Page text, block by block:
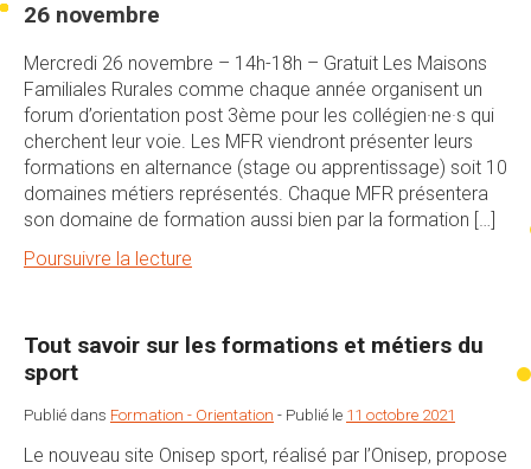
26 novembre
Mercredi 26 novembre – 14h-18h – Gratuit Les Maisons
Familiales Rurales comme chaque année organisent un
forum d’orientation post 3ème pour les collégien·ne·s qui
cherchent leur voie. Les MFR viendront présenter leurs
formations en alternance (stage ou apprentissage) soit 10
domaines métiers représentés. Chaque MFR présentera
son domaine de formation aussi bien par la formation […]
Poursuivre la lecture
Tout savoir sur les formations et métiers du
sport
Publié dans Formation - Orientation - Publié le 11 octobre 2021
Le nouveau site Onisep sport, réalisé par l’Onisep, propose